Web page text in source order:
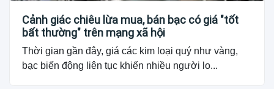
Cảnh giác chiêu lừa mua, bán bạc có giá "tốt
bất thường" trên mạng xã hội
Thời gian gần đây, giá các kim loại quý như vàng,
bạc biến động liên tục khiến nhiều người lo...